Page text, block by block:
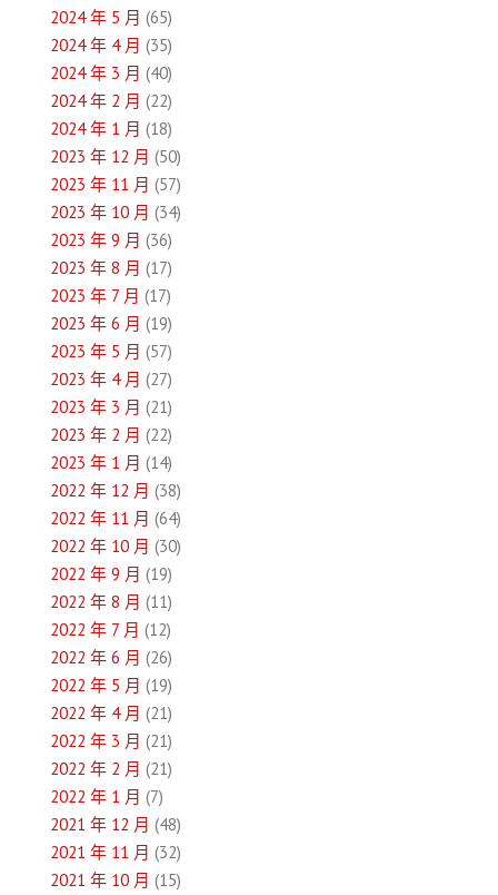
2024 年 5 月 (65)
2024 年 4 月 (35)
2024 年 3 月 (40)
2024 年 2 月 (22)
2024 年 1 月 (18)
2023 年 12 月 (50)
2023 年 11 月 (57)
2023 年 10 月 (34)
2023 年 9 月 (36)
2023 年 8 月 (17)
2023 年 7 月 (17)
2023 年 6 月 (19)
2023 年 5 月 (57)
2023 年 4 月 (27)
2023 年 3 月 (21)
2023 年 2 月 (22)
2023 年 1 月 (14)
2022 年 12 月 (38)
2022 年 11 月 (64)
2022 年 10 月 (30)
2022 年 9 月 (19)
2022 年 8 月 (11)
2022 年 7 月 (12)
2022 年 6 月 (26)
2022 年 5 月 (19)
2022 年 4 月 (21)
2022 年 3 月 (21)
2022 年 2 月 (21)
2022 年 1 月 (7)
2021 年 12 月 (48)
2021 年 11 月 (32)
2021 年 10 月 (15)